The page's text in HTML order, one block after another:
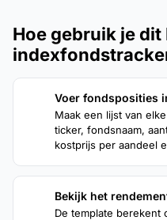
Hoe gebruik je dit
Voer fondsposities
Maak een lijst van
ticker, fondsnaam,
kostprijs per aandeel
Bekijk het
De template